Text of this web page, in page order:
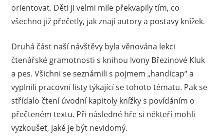
orientovat. Děti ji velmi mile překvapily tím, co
všechno již přečetly, jak znají autory a postavy knížek.
Druhá část naší návštěvy byla věnována lekci
čtenářské gramotnosti s knihou Ivony Březinové Kluk
a pes. Všichni se seznámili s pojmem „handicap“ a
vyplnili pracovní listy týkající se tohoto tématu. Pak se
střídalo čtení úvodní kapitoly knížky s povídáním o
přečteném textu. Při následné hře si někteří mohli
vyzkoušet, jaké je být nevidomý.